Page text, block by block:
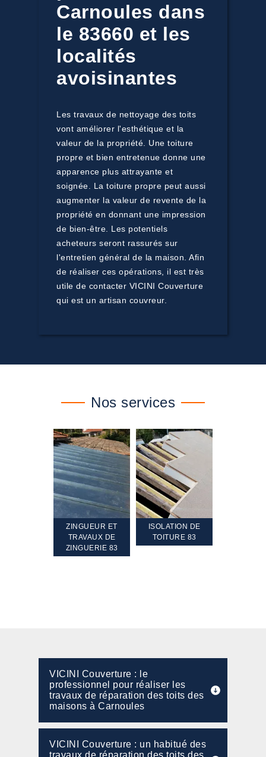
Carnoules dans
le 83660 et les
localités
avoisinantes
Les travaux de nettoyage des toits
vont améliorer l'esthétique et la
valeur de la propriété. Une toiture
propre et bien entretenue donne une
apparence plus attrayante et
soignée. La toiture propre peut aussi
augmenter la valeur de revente de la
propriété en donnant une impression
de bien-être. Les potentiels
acheteurs seront rassurés sur
l'entretien général de la maison. Afin
de réaliser ces opérations, il est très
utile de contacter VICINI Couverture
qui est un artisan couvreur.
Nos services
ZINGUEUR ET
TRAVAUX DE
ZINGUERIE 83
ISOLATION DE
TOITURE 83
VICINI Couverture : le
professionnel pour réaliser les
travaux de réparation des toits des
maisons à Carnoules
VICINI Couverture : un habitué des
travaux de réparation des toits des